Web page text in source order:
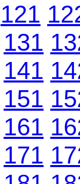
121
131
141
151
161
171